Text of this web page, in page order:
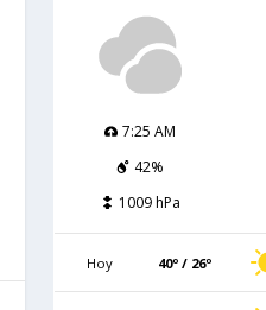
7:25 AM
42%
1009 hPa
Hoy 40º / 26º